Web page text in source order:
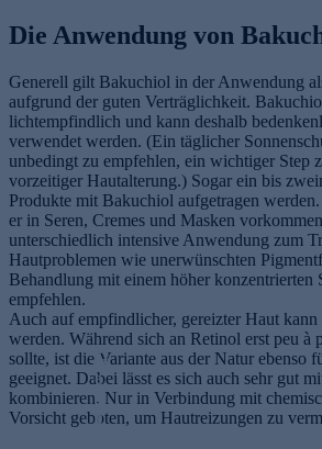
Die Anwendung von
Generell gilt Bakuchiol in der Anwendung
aufgrund der guten Verträglichkeit.
lichtempfindlich und kann deshalb
verwendet werden. (Ein täglicher
unbedingt zu empfehlen, ein wichtiger Step
vorzeitiger Hautalterung.) Sogar ein bis
Produkte mit Bakuchiol aufgetragen
er in Seren, Cremes und Masken
unterschiedlich intensive Anwendung zum
Hautproblemen wie unerwünschten
Behandlung mit einem höher konzentrierten
empfehlen.
Auch auf empfindlicher, gereizter Haut
werden. Während sich an Retinol erst peu à
sollte, ist die Variante aus der Natur ebenso
geeignet. Dabei lässt es sich auch sehr gut
kombinieren. Nur in Verbindung mit
Vorsicht geboten, um Hautreizungen zu
G
e
si
c